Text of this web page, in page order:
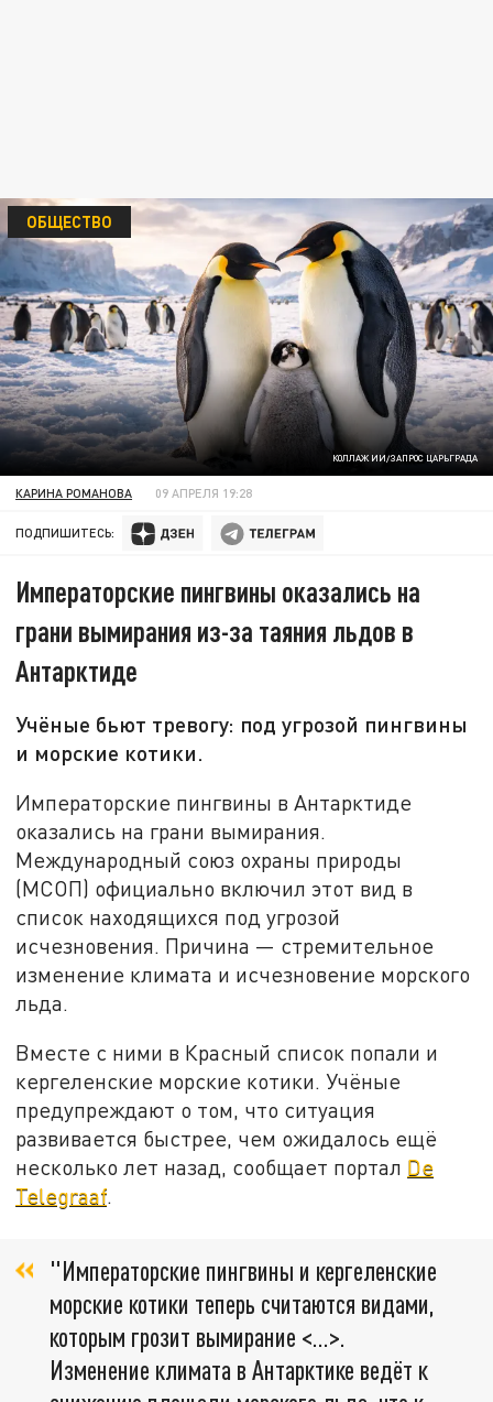
КОЛЛАЖ ИИ/ЗАПРОС ЦАРЬГРАДА
ОБЩЕСТВО
КАРИНА РОМАНОВА 09 АПРЕЛЯ 19:28
ПОДПИШИТЕСЬ:
Императорские пингвины оказались на
грани вымирания из-за таяния льдов в
Антарктиде
Учёные бьют тревогу: под угрозой пингвины
и морские котики.
Императорские пингвины в Антарктиде
оказались на грани вымирания.
Международный союз охраны природы
(МСОП) официально включил этот вид в
список находящихся под угрозой
исчезновения. Причина — стремительное
изменение климата и исчезновение морского
льда.
Вместе с ними в Красный список попали и
кергеленские морские котики. Учёные
предупреждают о том, что ситуация
развивается быстрее, чем ожидалось ещё
несколько лет назад, сообщает портал De
Telegraaf.
"Императорские пингвины и кергеленские
морские котики теперь считаются видами,
которым грозит вымирание <...>.
Изменение климата в Антарктике ведёт к